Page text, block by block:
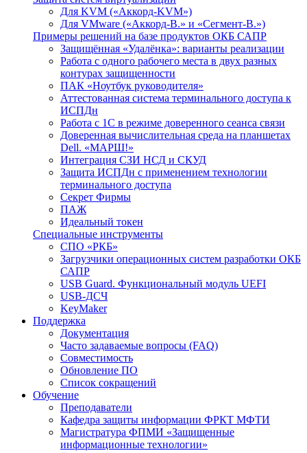
Для KVM («Аккорд-KVM»)
Для VMware («Аккорд-В.» и «Сегмент-В.»)
Примеры решений на базе продуктов ОКБ САПР
Защищённая «Удалёнка»: варианты реализации
Работа с одного рабочего места в двух разных
контурах защищенности
ПАК «Ноутбук руководителя»
Аттестованная система терминального доступа к
ИСПДн
Работа с 1С в режиме доверенного сеанса связи
Доверенная вычислительная среда на планшетах
Dell. «МАРШ!»
Интеграция СЗИ НСД и СКУД
Защита ИСПДн с применением технологии
терминального доступа
Секрет Фирмы
ПАЖ
Идеальный токен
Специальные инструменты
СПО «РКБ»
Загрузчики операционных систем разработки ОКБ
САПР
USB Guard. Функциональный модуль UEFI
USB-ДСЧ
KeyMaker
Поддержка
Документация
Часто задаваемые вопросы (FAQ)
Совместимость
Обновление ПО
Список сокращений
Обучение
Преподаватели
Кафедра защиты информации ФРКТ МФТИ
Магистратура ФПМИ «Защищенные
информационные технологии»